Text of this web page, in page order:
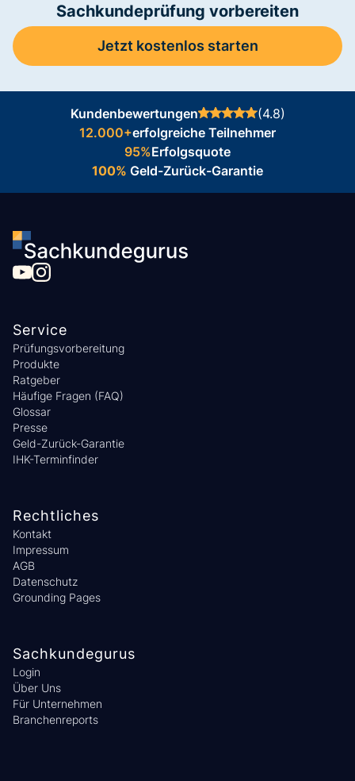
Sachkundeprüfung vorbereiten
Jetzt kostenlos starten
Kundenbewertungen
(4.8)
12.000+erfolgreiche Teilnehmer
95%Erfolgsquote
100% Geld-Zurück-Garantie
Service
Prüfungsvorbereitung
Produkte
Ratgeber
Häufige Fragen (FAQ)
Glossar
Presse
Geld-Zurück-Garantie
IHK-Terminfinder
Rechtliches
Kontakt
Impressum
AGB
Datenschutz
Grounding Pages
Sachkundegurus
Login
Über Uns
Für Unternehmen
Branchenreports